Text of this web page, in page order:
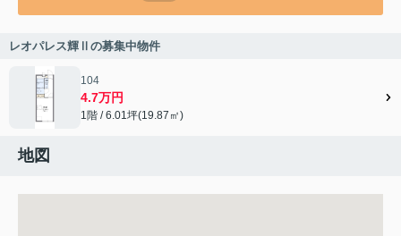
レオパレス輝Ⅱの募集中物件
104
4.7万円
1階 / 6.01坪(19.87㎡)
地図